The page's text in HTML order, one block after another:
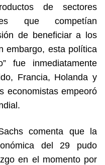
de sectores
que competían
de beneficiar a los
embargo, esta política
fue inmediatamente
Francia, Holanda y
economistas empeoró
comenta que la
del 29 pudo
en el momento por